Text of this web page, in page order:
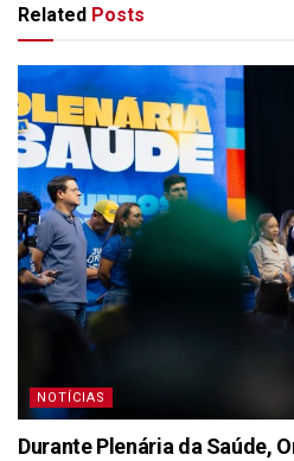
Related Posts
NOTÍCIAS
Durante Plenária da Saúde,